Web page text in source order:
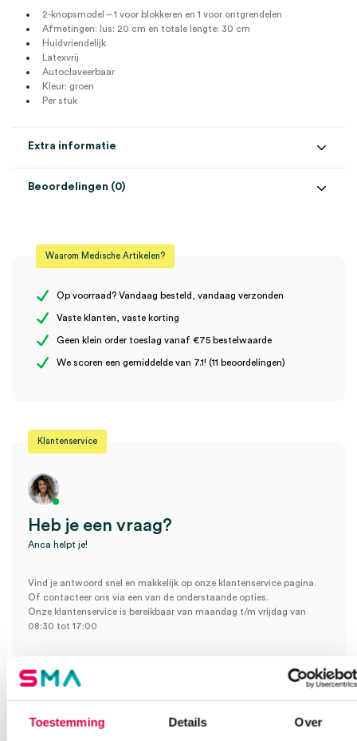
Toestemming Details Over
2-knopsmodel – 1 voor blokkeren en 1 voor ontgrendelen
Afmetingen: lus: 20 cm en totale lengte: 30 cm
Huidvriendelijk
Latexvrij
Autoclaveerbaar
Kleur: groen
Per stuk
Extra informatie
Kleur groen
Beoordelingen (0)
Er zijn nog geen beoordelingen.
modellen vanaf 04/2004 (1)” te beoordelen
Waarom Medische Artikelen?
Op voorraad? Vandaag besteld, vandaag verzonden
Vaste klanten, vaste korting
Geen klein order toeslag vanaf €75 bestelwaarde
We scoren een gemiddelde van 7.1! (11 beoordelingen)
Klantenservice
Heb je een vraag?
Anca helpt je!
Vind je antwoord snel en makkelijk op onze klantenservice pagina.
Of contacteer ons via een van de onderstaande opties.
Onze klantenservice is bereikbaar van maandag t/m vrijdag van
08:30 tot 17:00
Bel Anca